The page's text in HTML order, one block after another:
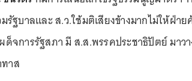
ฐบาลและ ส.ว.ใช้มติเสียงข้างมากไม่ให้ฝ่าย
ด็จการรัฐสภา มี ส.ส.พรรคประชาธิปัตย์ มาว
าส